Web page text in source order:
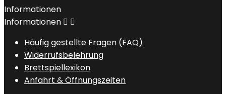
Informationen
Informationen  
Häufig gestellte Fragen (FAQ)
Widerrufsbelehrung
Brettspiellexikon
Anfahrt & Öffnungszeiten